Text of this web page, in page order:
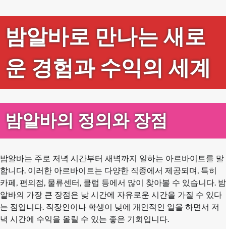
밤알바로 만나는 새로
운 경험과 수익의 세계
밤알바의 정의와 장점
밤알바는 주로 저녁 시간부터 새벽까지 일하는 아르바이트를 말
합니다. 이러한 아르바이트는 다양한 직종에서 제공되며, 특히
카페, 편의점, 물류센터, 클럽 등에서 많이 찾아볼 수 있습니다. 밤
알바의 가장 큰 장점은 낮 시간에 자유로운 시간을 가질 수 있다
는 점입니다. 직장인이나 학생이 낮에 개인적인 일을 하면서 저
녁 시간에 수익을 올릴 수 있는 좋은 기회입니다.